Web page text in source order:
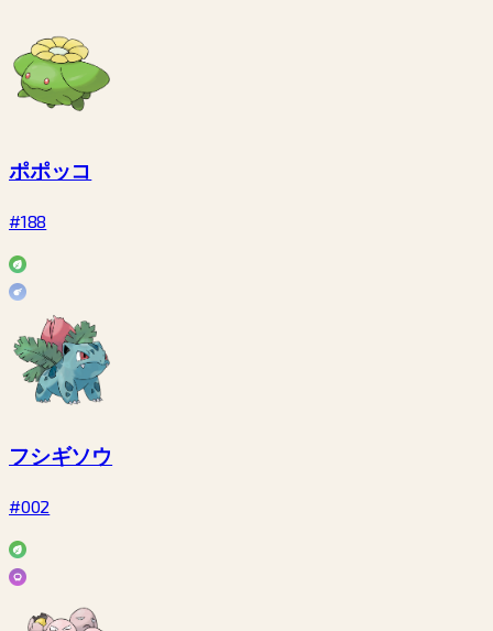
ポポッコ
#188
フシギソウ
#002